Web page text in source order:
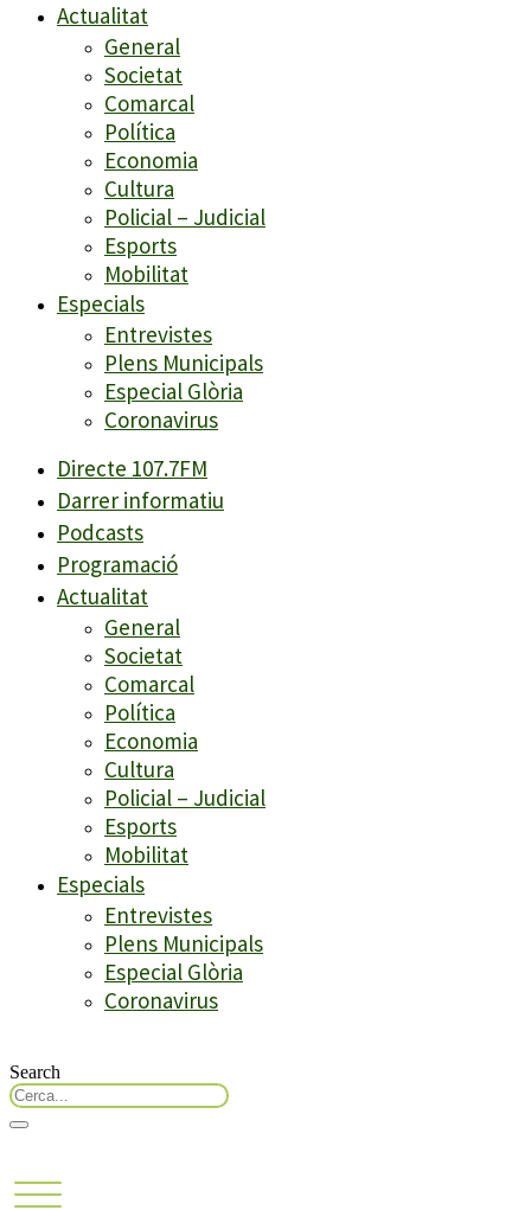
Actualitat
General
Societat
Comarcal
Política
Economia
Cultura
Policial – Judicial
Esports
Mobilitat
Especials
Entrevistes
Plens Municipals
Especial Glòria
Coronavirus
Directe 107.7FM
Darrer informatiu
Podcasts
Programació
Actualitat
General
Societat
Comarcal
Política
Economia
Cultura
Policial – Judicial
Esports
Mobilitat
Especials
Entrevistes
Plens Municipals
Especial Glòria
Coronavirus
Search